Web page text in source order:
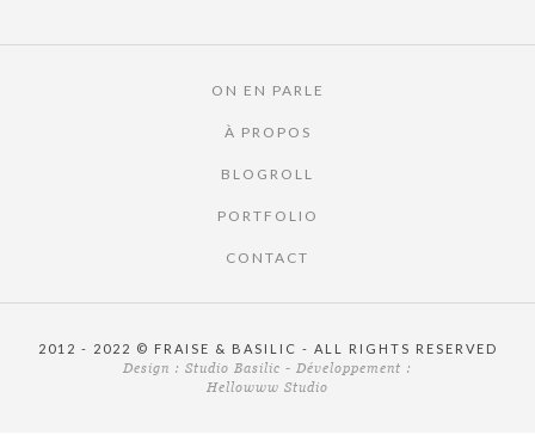
ON EN PARLE
À PROPOS
BLOGROLL
PORTFOLIO
CONTACT
2012 - 2022 © FRAISE & BASILIC - ALL RIGHTS RESERVED
Design : Studio Basilic - Développement :
Hellowww Studio